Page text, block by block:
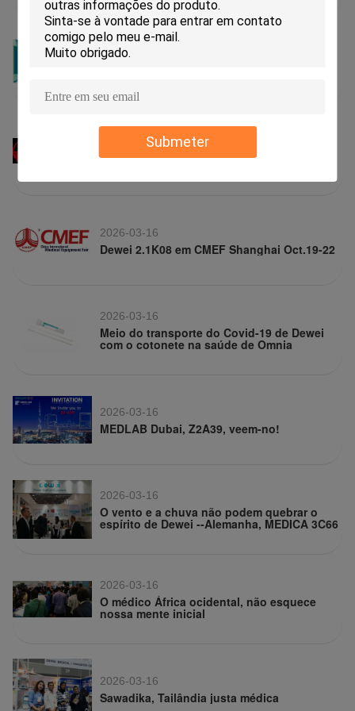
Submeter
2026-03-16
2026-03-16
14G11 Dewei médico atendem a CMEF
2026-03-16
Dewei 2.1K08 em CMEF Shanghai Oct.19-22
2026-03-16
Meio do transporte do Covid-19 de Dewei
com o cotonete na saúde de Omnia
2026-03-16
MEDLAB Dubai, Z2A39, veem-no!
2026-03-16
O vento e a chuva não podem quebrar o
espírito de Dewei --Alemanha, MEDICA 3C66
2026-03-16
O médico África ocidental, não esquece
nossa mente inicial
2026-03-16
Sawadika, Tailândia justa médica